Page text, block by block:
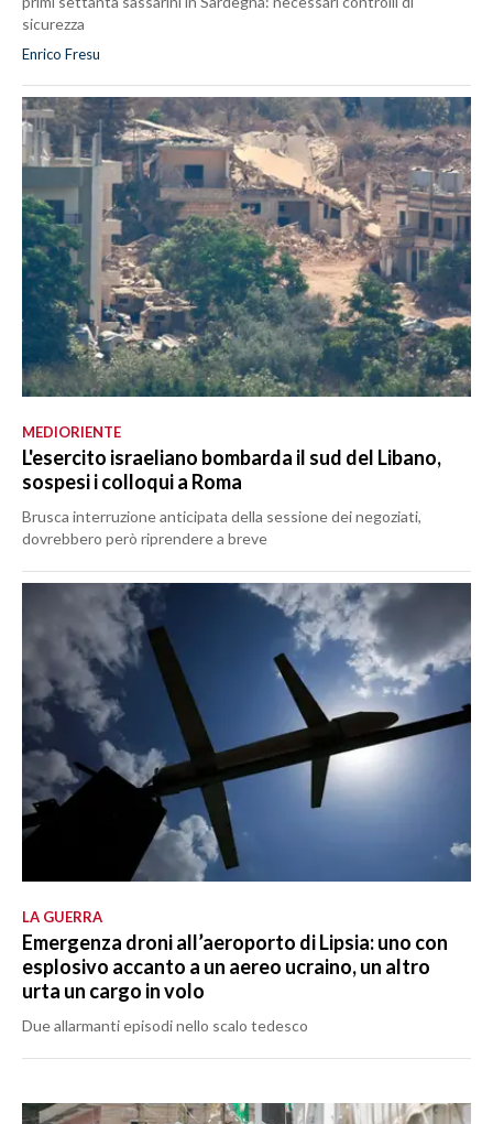
sicurezza
Enrico Fresu
MEDIORIENTE
L'esercito israeliano bombarda il sud del Libano,
sospesi i colloqui a Roma
Brusca interruzione anticipata della sessione dei negoziati,
dovrebbero però riprendere a breve
LA GUERRA
Emergenza droni all’aeroporto di Lipsia: uno con
esplosivo accanto a un aereo ucraino, un altro
urta un cargo in volo
Due allarmanti episodi nello scalo tedesco